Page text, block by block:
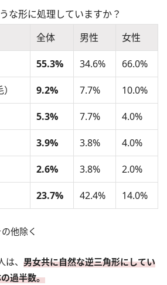
な形に処理していますか？
全体
男性 女性
55.3% 34.6% 66.0%
9.2% 7.7% 10.0%
5.3% 7.7% 4.0%
3.9% 3.8% 4.0%
2.6% 3.8% 2.0%
23.7% 42.4% 14.0%
他除く
、 男女共に自然な逆三角形にしてい
過半数。